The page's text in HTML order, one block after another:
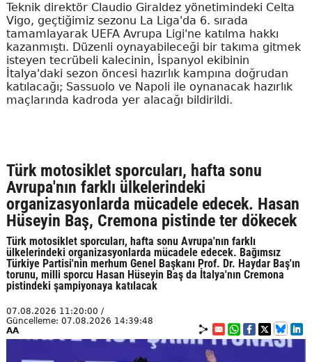
Teknik direktör Claudio Giraldez yönetimindeki Celta
Vigo, geçtiğimiz sezonu La Liga'da 6. sırada
tamamlayarak UEFA Avrupa Ligi'ne katılma hakkı
kazanmıştı. Düzenli oynayabileceği bir takıma gitmek
isteyen tecrübeli kalecinin, İspanyol ekibinin
İtalya'daki sezon öncesi hazırlık kampına doğrudan
katılacağı; Sassuolo ve Napoli ile oynanacak hazırlık
maçlarında kadroda yer alacağı bildirildi.
Türk motosiklet sporcuları, hafta sonu
Avrupa'nın farklı ülkelerindeki
organizasyonlarda mücadele edecek. Hasan
Hüseyin Baş, Cremona pistinde ter dökecek
Türk motosiklet sporcuları, hafta sonu Avrupa'nın farklı
ülkelerindeki organizasyonlarda mücadele edecek. Bağımsız
Türkiye Partisi'nin merhum Genel Başkanı Prof. Dr. Haydar Baş'ın
torunu, milli sporcu Hasan Hüseyin Baş da İtalya'nın Cremona
pistindeki şampiyonaya katılacak
07.08.2026 11:20:00 /
Güncelleme: 07.08.2026 14:39:48
AA